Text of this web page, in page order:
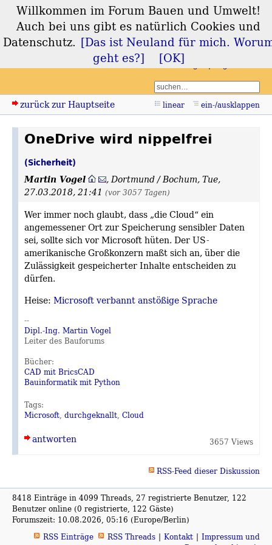
Forum Bauen und
Umwelt
zurück zur Hauptseite linear ein-/ausklappen
OneDrive wird nippelfrei
(Sicherheit)
Martin Vogel ,Dortmund / Bochum,Tue,
27.03.2018, 21:41 (vor 3057 Tagen)
Wer immer noch glaubt, dass „die Cloud“ ein
angemessener Ort zur Speicherung sensibler Daten
sei, sollte sich vor Microsoft hüten. Der US-
amerikanische Großkonzern maßt sich an, über die
Zulässigkeit gespeicherter Inhalte entscheiden zu
dürfen.
Heise: Microsoft verbannt anstößige Sprache
--
Dipl.-Ing. Martin Vogel
Leiter des Bauforums
Bücher:
CAD mit BricsCAD
Bauinformatik mit Python
Tags:
Microsoft, durchgeknallt, Cloud
antworten 3657 Views
RSS-Feed dieser Diskussion
8418 Einträge in 4099 Threads, 27 registrierte Benutzer, 122
Benutzer online (0 registrierte, 122 Gäste)
Forumszeit: 10.08.2026, 05:16 (Europe/Berlin)
RSS Einträge
RSS Threads Kontakt
Impressum und
Willkommen im Forum Bauen und Umwelt!
Auch bei uns gibt es natürlich Cookies und
Datenschutz. [Das ist Neuland für mich.
geht es?]
[OK]